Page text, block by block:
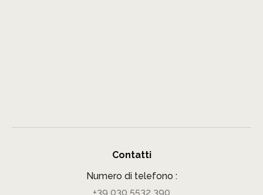
Contatti
Numero di telefono :
+39 030 5532 390